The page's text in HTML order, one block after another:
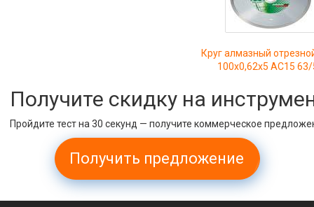
Круг алмазный
100х0,62х5 АС15
Получите скидку на
Пройдите тест на 30 секунд — получите коммерческое
Получить предложение